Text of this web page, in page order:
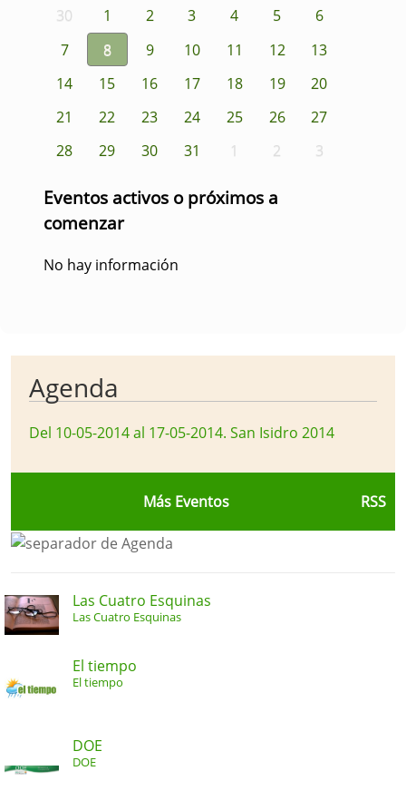
30 1 2 3 4 5
6
7
8 9 10 11 12
13
14
15 16 17 18 19
20
21
22 23 24 25 26
27
28
29 30 31 1 2 3
Eventos activos o próximos a
comenzar
No hay información
Agenda
Del 10-05-2014 al 17-05-2014. San Isidro 2014
Más Eventos RSS
Las Cuatro Esquinas
Las Cuatro Esquinas
El tiempo
El tiempo
DOE
DOE